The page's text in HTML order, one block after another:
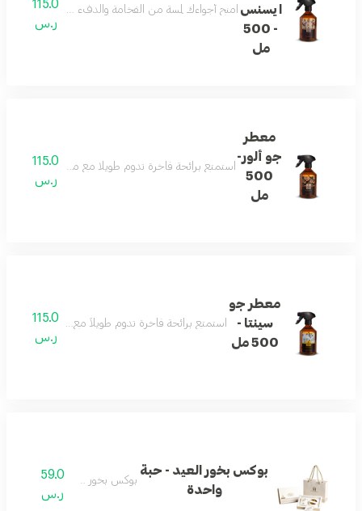
ايسنس
- 500
مل
امنح أجواءك لمسة من الفخامة والدفء مع معطر الجو
115.0
ر.س
معطر
جو ألور-
500
مل
استمتع برائحة فاخرة تدوم طويلًا مع معطر الجو بتوليفته
115.0
ر.س
معطر جو
سينتا -
500 مل
استمتع برائحة فاخرة تدوم طويلاً مع معطر الجو لمسة من
115.0
ر.س
بوكس بخور العيد - حبة
واحدة
بوكس بخور العيد 59.0
ر.س